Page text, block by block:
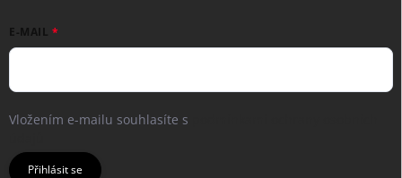
E-MAIL
Vložením e-mailu souhlasíte s
Přihlásit se